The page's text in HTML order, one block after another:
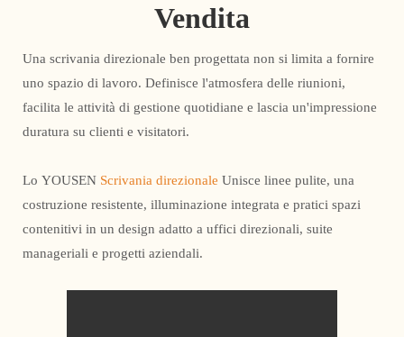
Vendita
Una scrivania direzionale ben progettata non si limita a fornire
uno spazio di lavoro. Definisce l'atmosfera delle riunioni,
facilita le attività di gestione quotidiane e lascia un'impressione
duratura su clienti e visitatori.
Lo YOUSEN Scrivania direzionale Unisce linee pulite, una
costruzione resistente, illuminazione integrata e pratici spazi
contenitivi in ​​un design adatto a uffici direzionali, suite
manageriali e progetti aziendali.